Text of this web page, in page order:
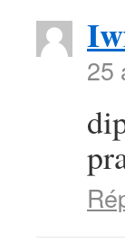
25